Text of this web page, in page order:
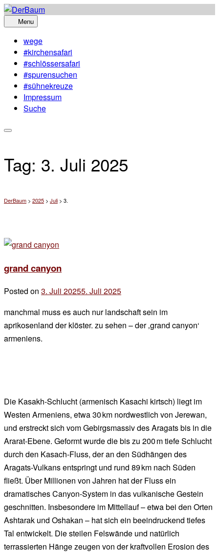
Skip
to
Menu
wege
#kirchensafari
#schlössersafari
#spurensuchen
#sühnekreuze
Impressum
Suche
Tag: 3. Juli 2025
DerBaum > 2025 > Juli > 3.
grand canyon
Posted on 3. Juli 20255. Juli 2025
chef
manchmal muss es auch nur landschaft sein im
aprikosenland der klöster. zu sehen – der ‚grand canyon‘
armeniens.
Die Kasakh-Schlucht (armenisch Kasachi kirtsch) liegt im
Westen Armeniens, etwa 30 km nordwestlich von Jerewan,
und erstreckt sich vom Gebirgsmassiv des Aragats bis in die
Ararat-Ebene. Geformt wurde die bis zu 200 m tiefe Schlucht
durch den Kasach-Fluss, der an den Südhängen des
Aragats-Vulkans entspringt und rund 89 km nach Süden
fließt. Über Millionen von Jahren hat der Fluss ein
dramatisches Canyon-System in das vulkanische Gestein
geschnitten. Insbesondere im Mittellauf – etwa bei den Orten
Ashtarak und Oshakan – hat sich ein beeindruckend tiefes
Tal entwickelt. Die steilen Felswände und natürlich
terrassierten Hänge zeugen von der kraftvollen Erosion des